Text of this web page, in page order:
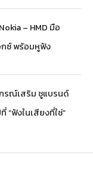
– HMD มือ
กซ์ พร้อมหูฟัง
รณ์เสริม ชูแบรนด์
“ฟังในเสียงที่ใช่”